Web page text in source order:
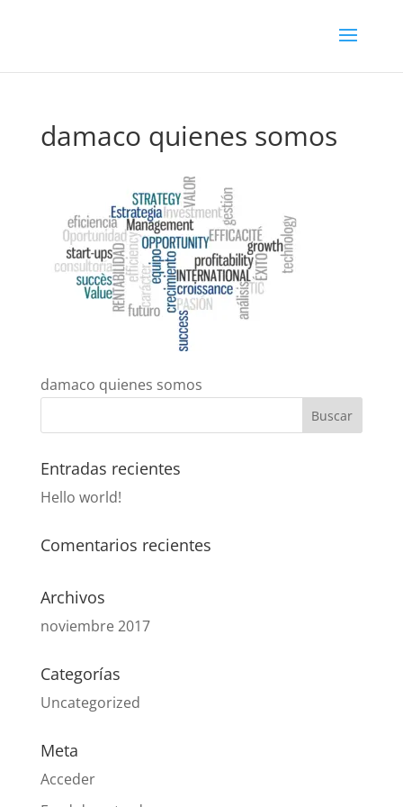
damaco quienes somos
damaco quienes somos
Entradas recientes
Hello world!
Comentarios recientes
Archivos
noviembre 2017
Categorías
Uncategorized
Meta
Acceder